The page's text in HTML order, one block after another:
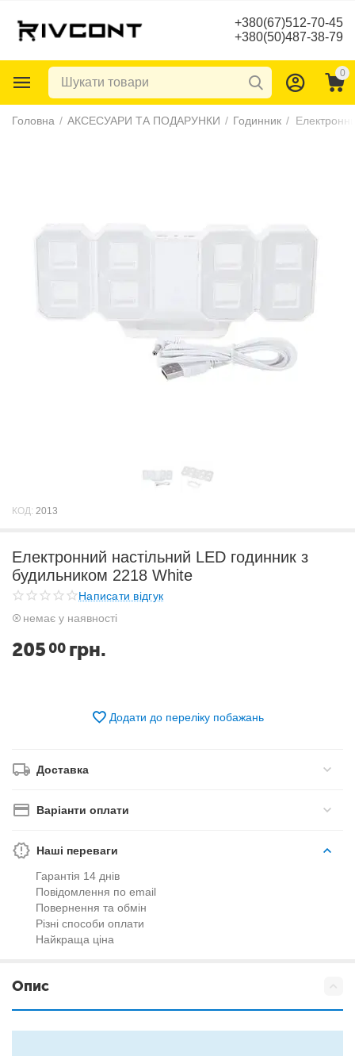
+380(67)512-70-45
+380(50)487-38-79
0
Головна / АКСЕСУАРИ ТА ПОДАРУНКИ / Годинник /
КОД: 2013
Електронний настільний LED годинник з
будильником 2218 White
Написати відгук
немає у наявності
205 00 грн.
Додати до переліку побажань
Доставка
Варіанти оплати
Наші переваги
Гарантія 14 днів
Повідомлення по email
Повернення та обмін
Різні способи оплати
Найкраща ціна
Опис